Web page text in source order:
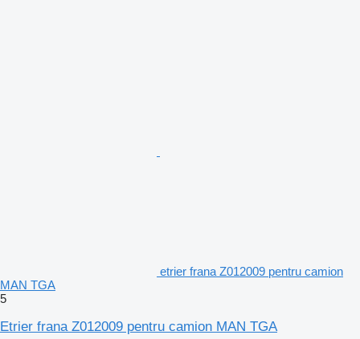
etrier frana Z012009 pentru camion
MAN TGA
5
Etrier frana Z012009 pentru camion MAN TGA